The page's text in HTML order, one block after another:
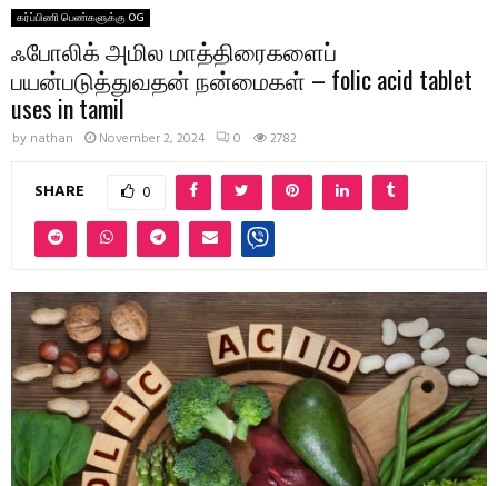
கர்ப்பிணி பெண்களுக்கு OG
ஃபோலிக் அமில மாத்திரைகளைப்
பயன்படுத்துவதன் நன்மைகள் – folic acid tablet
uses in tamil
by nathan November 2, 2024 0 2782
SHARE 0